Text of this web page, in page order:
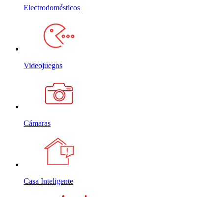
Electrodomésticos
Videojuegos
Cámaras
Casa Inteligente